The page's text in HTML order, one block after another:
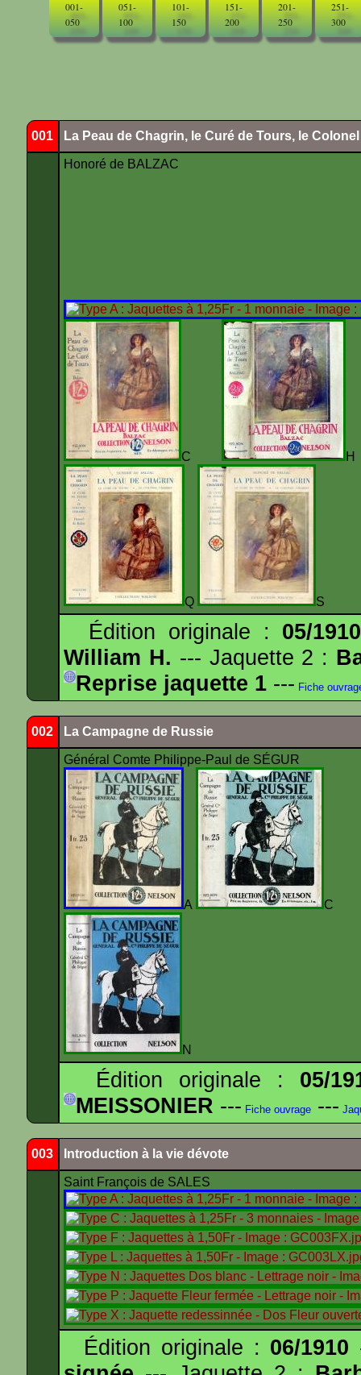
001-
050
051-
100
101-
150
151-
200
201-
250
251-
300
001 La Peau de Chagrin, le Curé de Tours, le
Honoré de BALZAC
C
Q S
Édition originale : 05/1910
William H. --- Jaquette 2 :
Reprise jaquette 1 --- Fiche
002 La Campagne de Russie
Général Comte Philippe-Paul de SÉGUR
A
N
Édition originale : 05/
MEISSONIER --- Fiche ouvrage ---
003 Introduction à la vie dévote
Saint François de SALES
Édition originale : 06/1910